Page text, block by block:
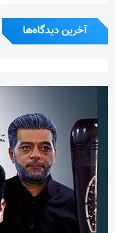
آخرین دیدگاه‌ها